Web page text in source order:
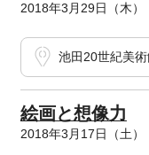
2018年3月29日（木）
池田20世紀美
絵画と想像力
2018年3月17日（土）